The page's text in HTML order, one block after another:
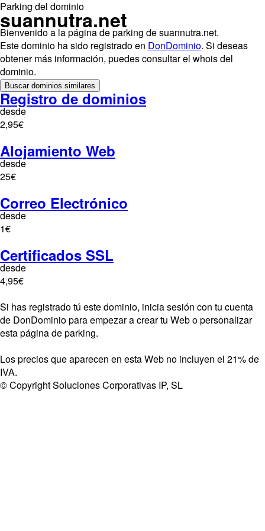
Parking del dominio
suannutra.net
Bienvenido a la página de parking de suannutra.net.
Este dominio ha sido registrado en DonDominio. Si deseas
obtener más información, puedes consultar el whois del
dominio.
Buscar dominios similares
Registro de dominios
desde
2,95€
Alojamiento Web
desde
25€
Correo Electrónico
desde
1€
Certificados SSL
desde
4,95€
Si has registrado tú este dominio, inicia sesión con tu cuenta
de DonDominio para empezar a crear tu Web o personalizar
esta página de parking.
Los precios que aparecen en esta Web no incluyen el 21% de
IVA.
© Copyright Soluciones Corporativas IP, SL